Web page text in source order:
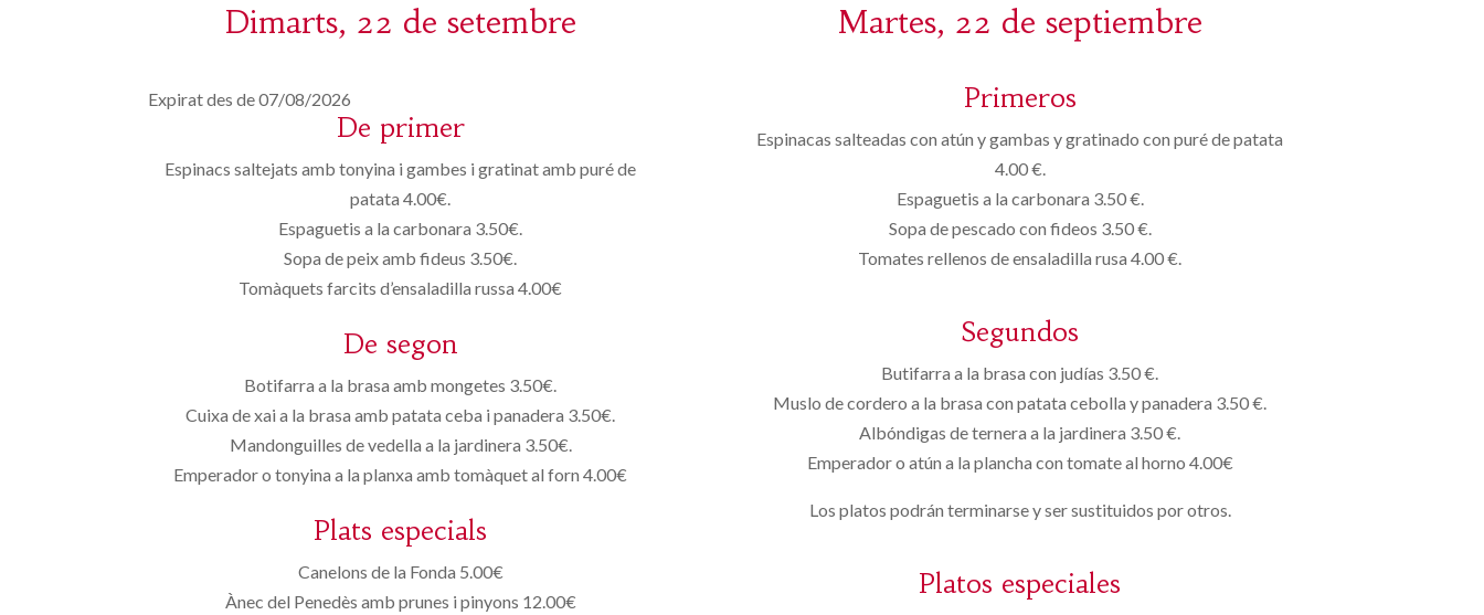
Dimarts, 22 de setembre
Expirat des de 07/08/2026
De primer
Espinacs saltejats amb tonyina i gambes i gratinat amb puré de
patata 4.00€.
Espaguetis a la carbonara 3.50€.
Sopa de peix amb fideus 3.50€.
Tomàquets farcits d’ensaladilla russa 4.00€
De segon
Botifarra a la brasa amb mongetes 3.50€.
Cuixa de xai a la brasa amb patata ceba i panadera 3.50€.
Mandonguilles de vedella a la jardinera 3.50€.
Emperador o tonyina a la planxa amb tomàquet al forn 4.00€
Plats especials
Canelons de la Fonda 5.00€
Ànec del Penedès amb prunes i pinyons 12.00€
Martes, 22 de septiembre
Primeros
Espinacas salteadas con atún y gambas y gratinado con puré de patata
4.00 €.
Espaguetis a la carbonara 3.50 €.
Sopa de pescado con fideos 3.50 €.
Tomates rellenos de ensaladilla rusa 4.00 €.
Segundos
Butifarra a la brasa con judías 3.50 €.
Muslo de cordero a la brasa con patata cebolla y panadera 3.50 €.
Albóndigas de ternera a la jardinera 3.50 €.
Emperador o atún a la plancha con tomate al horno 4.00€
Los platos podrán terminarse y ser sustituidos por otros.
Platos especiales